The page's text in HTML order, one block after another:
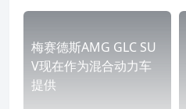
梅赛德斯AMG GLC SU
V现在作为混合动力车
提供